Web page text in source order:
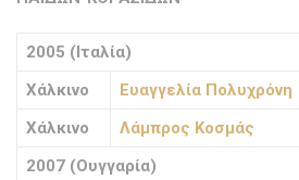
2005 (Ιταλία)
Χάλκινο
Ευαγγελία Πολυχρόνη
Χάλκινο
Λάμπρος Κοσμάς
2007 (Ουγγαρία)